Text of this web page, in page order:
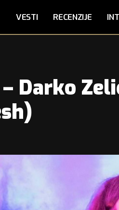
VESTI RECENZIJE
– Darko